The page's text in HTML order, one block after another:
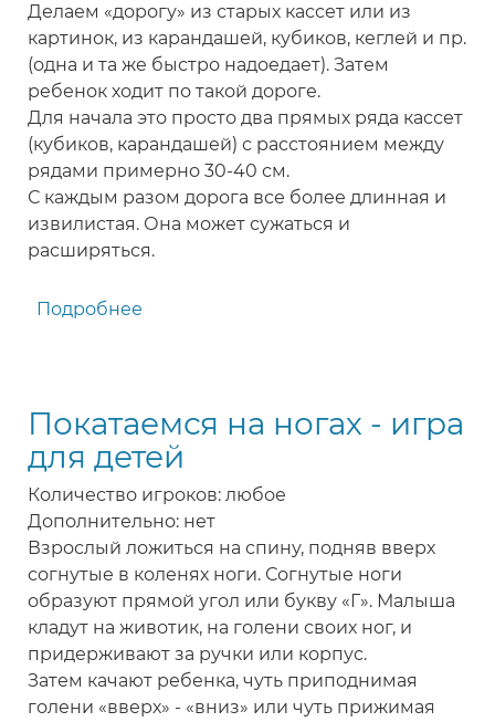
Делаем «дорогу» из старых кассет или из
картинок, из карандашей, кубиков, кеглей и пр.
(одна и та же быстро надоедает). Затем
ребенок ходит по такой дороге.
Для начала это просто два прямых ряда кассет
(кубиков, карандашей) с расстоянием между
рядами примерно 30-40 см.
С каждым разом дорога все более длинная и
извилистая. Она может сужаться и
расширяться.
Подробнее
для
детей
Покатаемся на ногах - игра
для детей
Количество игроков: любое
Дополнительно: нет
Взрослый ложиться на спину, подняв вверх
согнутые в коленях ноги. Согнутые ноги
образуют прямой угол или букву «Г». Малыша
кладут на животик, на голени своих ног, и
придерживают за ручки или корпус.
Затем качают ребенка, чуть приподнимая
голени «вверх» - «вниз» или чуть прижимая